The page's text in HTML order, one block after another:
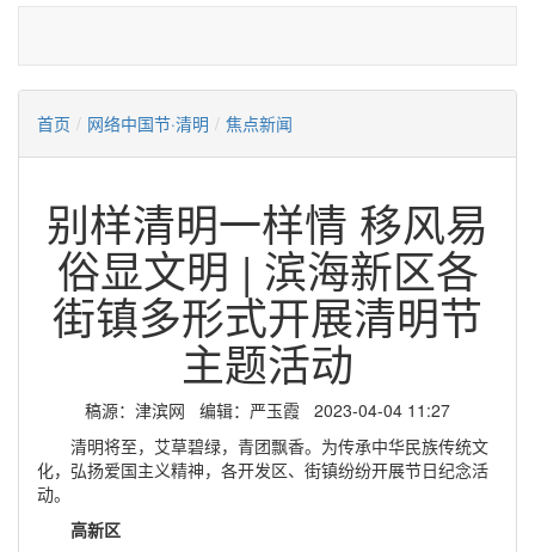
首页 / 网络中国节·清明 / 焦点新闻
别样清明一样情 移风易
俗显文明 | 滨海新区各
街镇多形式开展清明节
主题活动
稿源：津滨网 编辑：严玉霞 2023-04-04 11:27
清明将至，艾草碧绿，青团飘香。为传承中华民族传统文
化，弘扬爱国主义精神， 各开发区、街镇纷纷开展节日纪念活
动。
高新区